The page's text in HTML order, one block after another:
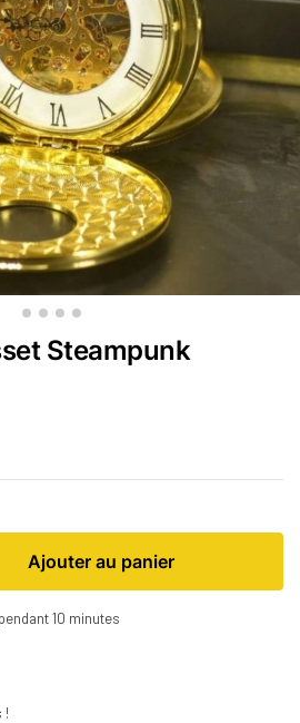
Steampunk
Ajouter au panier
10 minutes
!